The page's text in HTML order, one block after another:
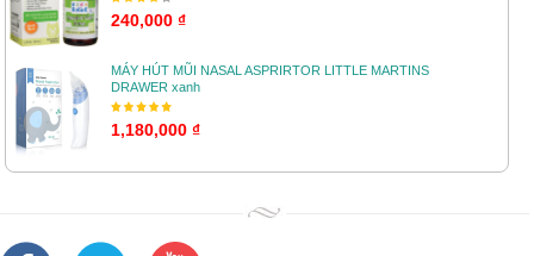
240,000 ₫
MÁY HÚT MŨI NASAL ASPRIRTOR LITTLE MARTINS
DRAWER xanh
1,180,000 ₫